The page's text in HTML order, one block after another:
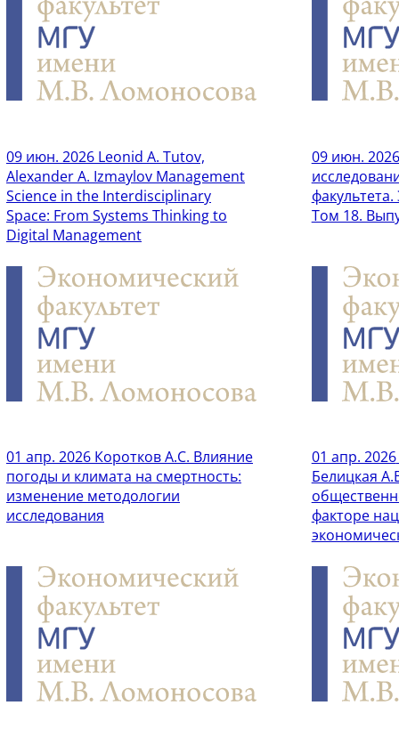
09 июн. 2026 Leonid A. Tutov,
Alexander A. Izmaylov Management
Science in the Interdisciplinary
Space: From Systems Thinking to
Digital Management
09 июн. 2026
Том 18.
01 апр. 2026 Коротков А.С. Влияние
погоды и климата на смертность:
изменение методологии
исследования
01 апр. 2026
Белицкая
факторе